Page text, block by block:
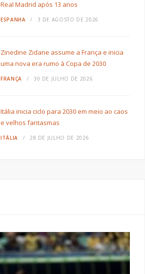
Real Madrid após 13 anos
ESPANHA 3 DE AGOSTO DE 2026
Zinedine Zidane assume a França e inicia
uma nova era rumo à Copa de 2030
FRANÇA 30 DE JULHO DE 2026
Itália inicia ciclo para 2030 em meio ao caos
e velhos fantasmas
ITÁLIA 28 DE JULHO DE 2026